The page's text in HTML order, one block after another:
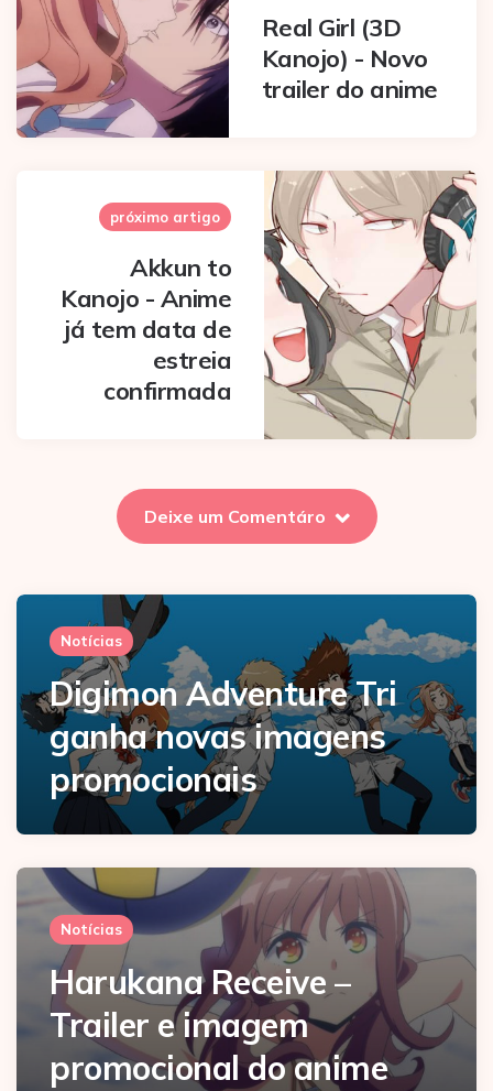
Real Girl (3D
Kanojo) - Novo
trailer do anime
próximo artigo
Akkun to
Kanojo - Anime
já tem data de
estreia
confirmada
Deixe um Comentáro
Notícias
Digimon Adventure Tri
ganha novas imagens
promocionais
Notícias
Harukana Receive –
Trailer e imagem
promocional do anime